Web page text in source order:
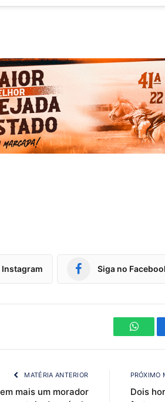
Instagram Siga no
MATÉRIA ANTERIOR
mais um morador
PRÓXIMO
Dois